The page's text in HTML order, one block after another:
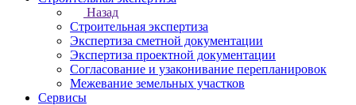
Назад
Строительная экспертиза
Экспертиза сметной документации
Экспертиза проектной документации
Согласование и узаконивание перепланировок
Межевание земельных участков
Сервисы